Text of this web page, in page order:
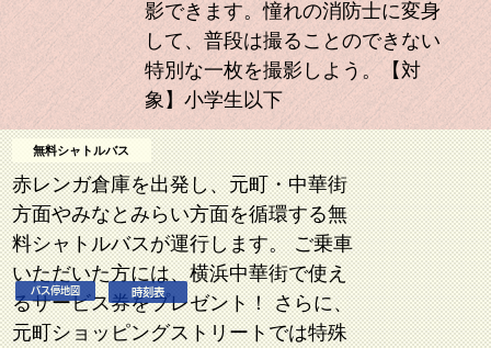
影できます。憧れの消防士に変身
して、普段は撮ることのできない
特別な一枚を撮影しよう。【対
象】小学生以下
無料シャトルバス
赤レンガ倉庫を出発し、元町・中華街
方面やみなとみらい方面を循環する無
料シャトルバスが運行します。 ご乗車
いただいた方には、横浜中華街で使え
るサービス券をプレゼント！ さらに、
元町ショッピングストリートでは特殊
時刻表
バス停地図